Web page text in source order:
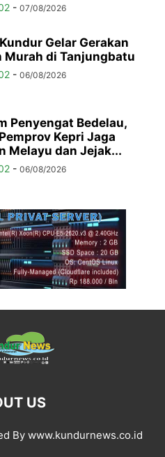
- 07/08/2026
Gelar Gerakan
Murah di Tanjungbatu
- 06/08/2026
Penyengat Bedelau,
Kepri Jaga
Melayu dan Jejak...
- 06/08/2026
US
By www.kundurnews.co.id